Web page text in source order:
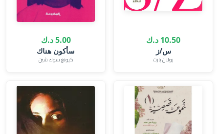
10.50 د.ك
س/ز
رولان بارت
5.00 د.ك
سأكون هناك
كيونغ سوك شين